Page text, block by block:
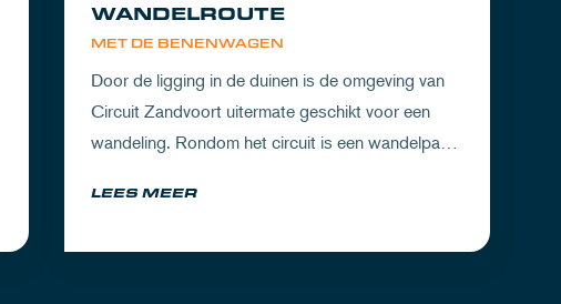
MET DE BENENWAGEN
WANDELROUTE
Door de ligging in de duinen is de omgeving van
Circuit Zandvoort uitermate geschikt voor een
wandeling. Rondom het circuit is een wandelpad
natuur als de racetrack.
LEES MEER